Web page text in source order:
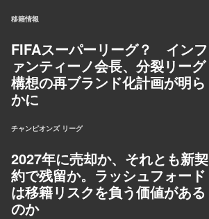
移籍情報
FIFAスーパーリーグ？ インフ
ァンティーノ会長、分裂リーグ
構想の再ブランド化計画が明ら
かに
チャンピオンズ リーグ
2027年に売却か、それとも新契
約で残留か。ラッシュフォード
は移籍リスクを負う価値がある
のか